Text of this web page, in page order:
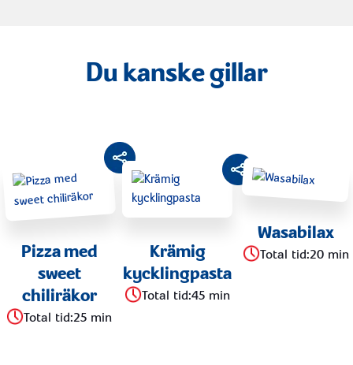
Du kanske gillar
Pizza med
sweet
chiliräkor
Total tid:25 min
Krämig
kycklingpasta
Total tid:45 min
Wasabilax
Total tid:20 min